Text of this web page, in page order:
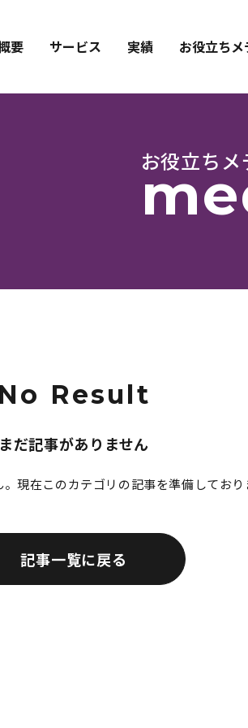
要 サービス 実績 お役立ちメ
お役立ちメ
No Result
まだ記事がありません
現在このカテゴリの記事を準備しており
記事一覧に戻る